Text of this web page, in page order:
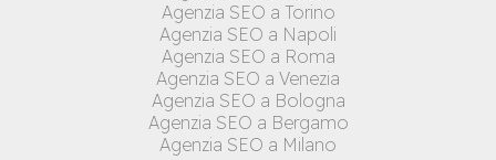
Agenzia SEO a Torino
Agenzia SEO a Napoli
Agenzia SEO a Roma
Agenzia SEO a Venezia
Agenzia SEO a Bologna
Agenzia SEO a Bergamo
Agenzia SEO a Milano